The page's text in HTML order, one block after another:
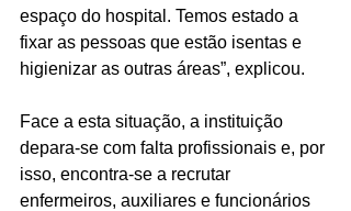
espaço do hospital. Temos estado a
fixar as pessoas que estão isentas e
higienizar as outras áreas”, explicou.
Face a esta situação, a instituição
depara-se com falta profissionais e, por
isso, encontra-se a recrutar
enfermeiros, auxiliares e funcionários